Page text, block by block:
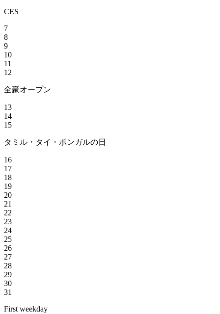
CES
7
8
9
10
11
12
全豪オープン
13
14
15
タミル・タイ・ポンガルの日
16
17
18
19
20
21
22
23
24
25
26
27
28
29
30
31
First weekday